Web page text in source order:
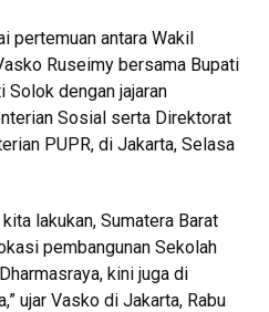
pertemuan antara Wakil
Ruseimy bersama Bupati
Solok dengan jajaran
Sosial serta Direktorat
PUPR, di Jakarta, Selasa
lakukan, Sumatera Barat
pembangunan Sekolah
kini juga di
ujar Vasko di Jakarta, Rabu